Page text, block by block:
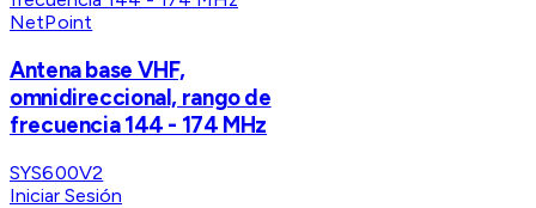
NetPoint
Antena base VHF,
omnidireccional, rango de
frecuencia 144 - 174 MHz
SYS600V2
Iniciar Sesión